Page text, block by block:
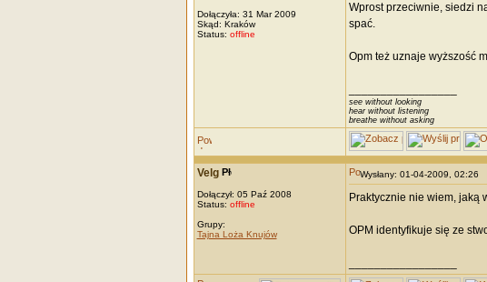
Dołączyła: 31 Mar 2009
Skąd: Kraków
Status: offline
Wprost przeciwnie, siedzi
spać.
Opm też uznaje wyższość
see without looking
hear without listening
breathe without asking
Velg
Dołączył: 05 Paź 2008
Status: offline
Grupy:
Tajna Loża Knujów
Wysłany: 01-04-2009, 02:26
Praktycznie nie wiem, jaką
OPM identyfikuje się ze